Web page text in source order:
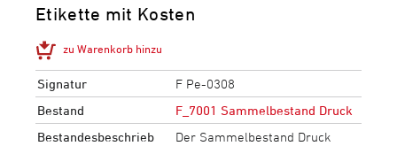
Etikette mit Kosten
zu Warenkorb hinzu
Signatur
F Pe-0308
Bestand
F_7001 Sammelbestand Druck
Bestandesbeschrieb
Der Sammelbestand Druck